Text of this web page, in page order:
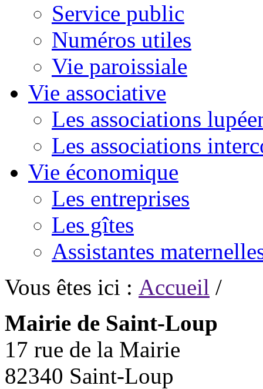
Service public
Numéros utiles
Vie paroissiale
Vie associative
Les associations
Les associations
Vie économique
Les entreprises
Les gîtes
Assistantes
Vous êtes ici : Accueil /
Mairie de Saint-Loup
17 rue de la Mairie
82340 Saint-Loup